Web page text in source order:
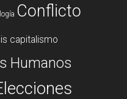
Conflicto
capitalismo
Humanos